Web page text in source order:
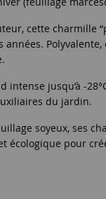
cette
jusqu’à -
du jardin.
soyeux, ses
écologique pour